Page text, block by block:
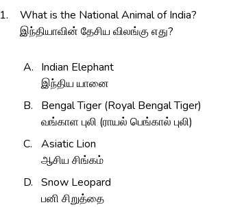
1.
What is the National Animal of India?
இந்தியாவின் தேசிய விலங்கு எது?
A. Indian Elephant
இந்திய யானை
B.
Bengal Tiger (Royal Bengal Tiger)
வங்காள புலி (ராயல் பெங்கால் புலி)
C.
Asiatic Lion
ஆசிய சிங்கம்
D.
Snow Leopard
பனி சிறுத்தை